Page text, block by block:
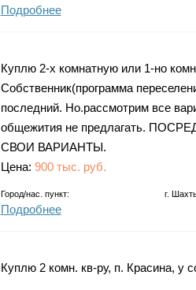
Подробнее
Куплю 2-х комнатную или 1-но
Собственник(программа
последний. Но.рассмотрим все
общежития не предлагать.
СВОИ ВАРИАНТЫ.
Цена: 900 тыс. руб.
Город/нас. пункт: г.
Подробнее
Куплю 2 комн. кв-ру, п. Красина, у